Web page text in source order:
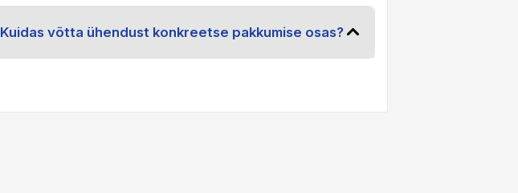
Kuidas võtta ühendust konkreetse pakkumise osas?